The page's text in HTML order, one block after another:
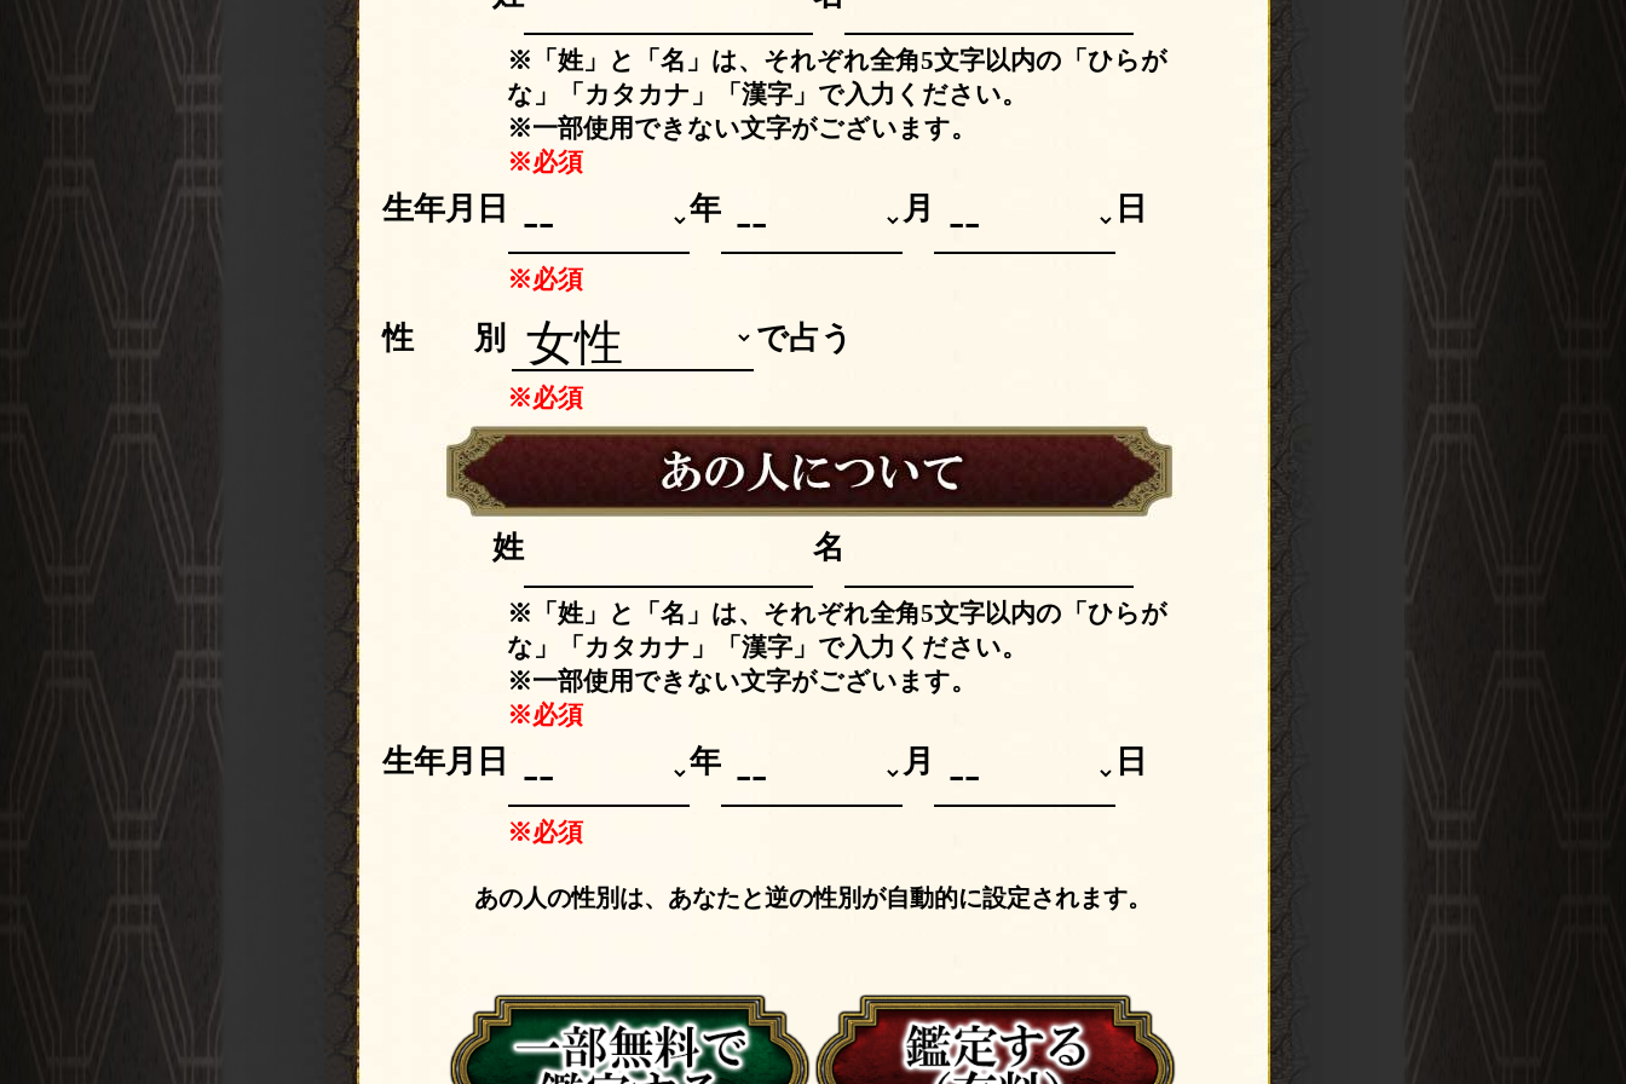
※「姓」と「名」は、それぞれ全角5文字以内の「ひらが
な」「カタカナ」「漢字」で入力ください。
※一部使用できない文字がございます。
※必須
生年月日 年 月 日
※必須
性別 で占う
※必須
姓 名
※「姓」と「名」は、それぞれ全角5文字以内の「ひらが
な」「カタカナ」「漢字」で入力ください。
※一部使用できない文字がございます。
※必須
生年月日 年 月 日
※必須
あの人の性別は、あなたと逆の性別が自動的に設定されます。